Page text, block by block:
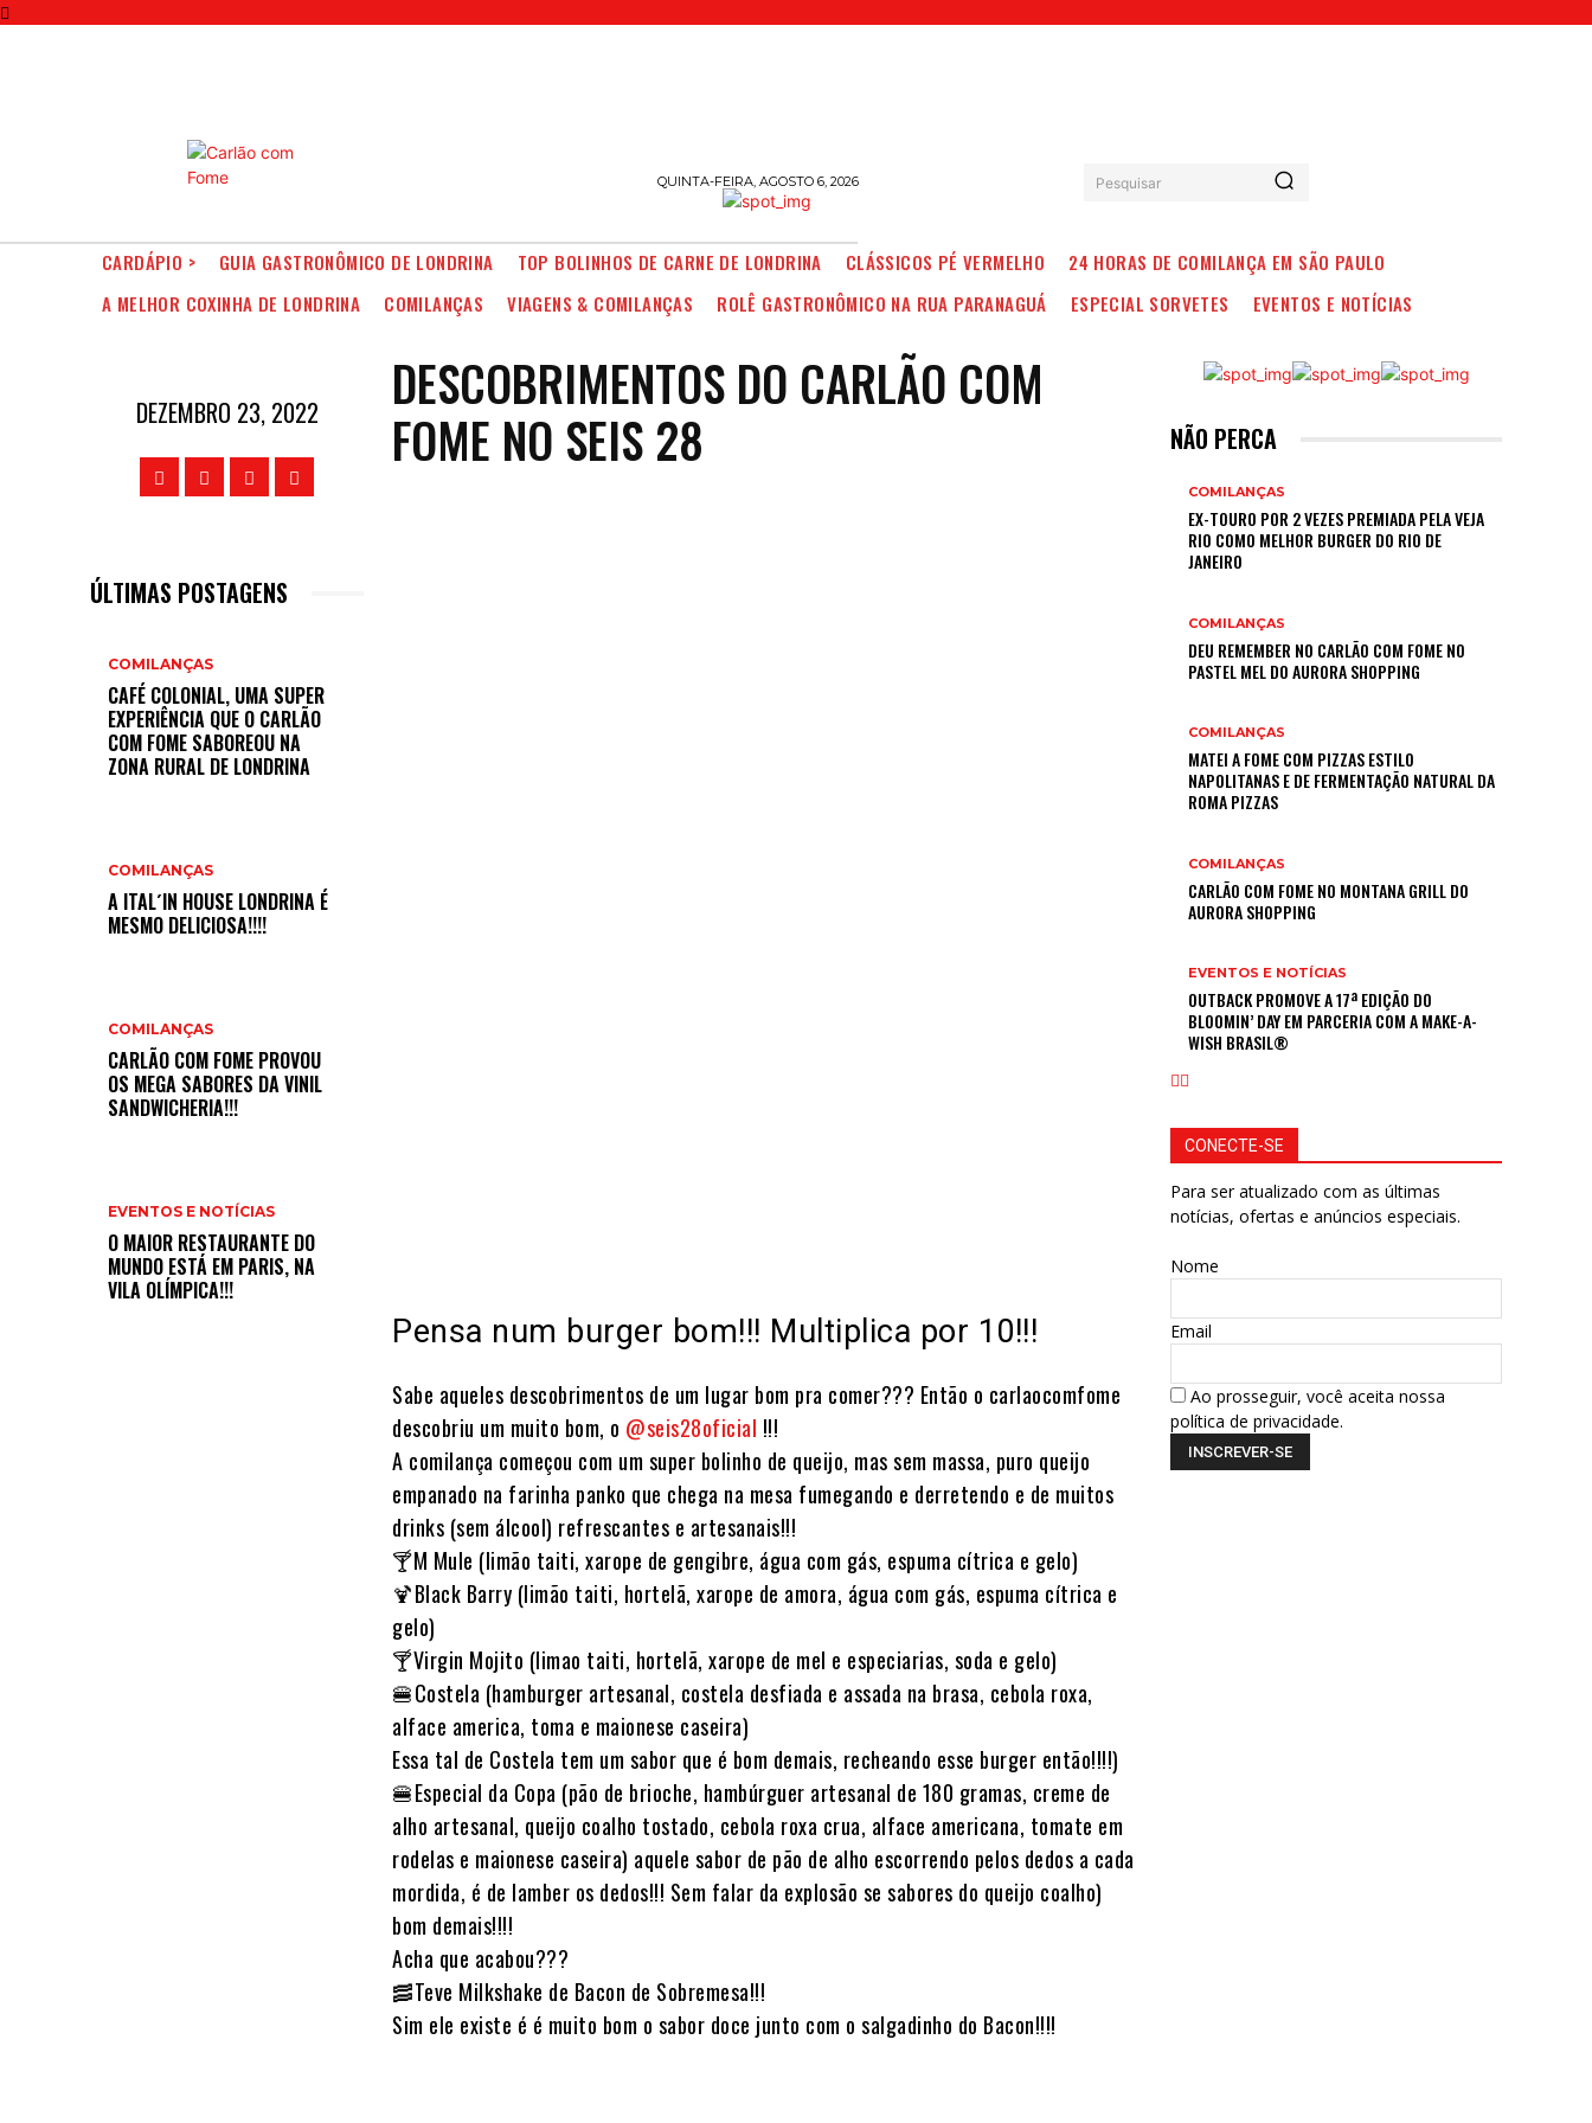
QUINTA-FEIRA, AGOSTO 6, 2026 Pesquisar
CARDÁPIO > GUIA GASTRONÔMICO DE LONDRINA TOP BOLINHOS DE CARNE DE LONDRINA CLÁSSICOS PÉ VERMELHO
24 HORAS DE COMILANÇA EM SÃO PAULO
A MELHOR COXINHA DE LONDRINA
COMILANÇAS VIAGENS & COMILANÇAS ROLÊ GASTRONÔMICO NA RUA PARANAGUÁ ESPECIAL SORVETES EVENTOS E NOTÍCIAS
DEZEMBRO 23, 2022
ÚLTIMAS POSTAGENS
COMILANÇAS
CAFÉ COLONIAL, UMA SUPER
EXPERIÊNCIA QUE O CARLÃO
COM FOME SABOREOU NA
ZONA RURAL DE LONDRINA
COMILANÇAS
A ITAL´IN HOUSE LONDRINA É
MESMO DELICIOSA!!!!
COMILANÇAS
CARLÃO COM FOME PROVOU
OS MEGA SABORES DA VINIL
SANDWICHERIA!!!
EVENTOS E NOTÍCIAS
O MAIOR RESTAURANTE DO
MUNDO ESTÁ EM PARIS, NA
VILA OLÍMPICA!!!
DESCOBRIMENTOS DO CARLÃO COM
FOME NO SEIS 28
Pensa num burger bom!!! Multiplica por 10!!!
Sabe aqueles descobrimentos de um lugar bom pra comer??? Então o carlaocomfome
descobriu um muito bom, o @seis28oficial !!!
A comilança começou com um super bolinho de queijo, mas sem massa, puro queijo
empanado na farinha panko que chega na mesa fumegando e derretendo e de muitos
drinks (sem álcool) refrescantes e artesanais!!!
🍸M Mule (limão taiti, xarope de gengibre, água com gás, espuma cítrica e gelo)
🍹Black Barry (limão taiti, hortelã, xarope de amora, água com gás, espuma cítrica e
gelo)
🍸Virgin Mojito (limao taiti, hortelã, xarope de mel e especiarias, soda e gelo)
🍔Costela (hamburger artesanal, costela desfiada e assada na brasa, cebola roxa,
alface america, toma e maionese caseira)
Essa tal de Costela tem um sabor que é bom demais, recheando esse burger então!!!!)
🍔Especial da Copa (pão de brioche, hambúrguer artesanal de 180 gramas, creme de
alho artesanal, queijo coalho tostado, cebola roxa crua, alface americana, tomate em
rodelas e maionese caseira) aquele sabor de pão de alho escorrendo pelos dedos a cada
mordida, é de lamber os dedos!!! Sem falar da explosão se sabores do queijo coalho)
bom demais!!!!
Acha que acabou???
🥓Teve Milkshake de Bacon de Sobremesa!!!
Sim ele existe é é muito bom o sabor doce junto com o salgadinho do Bacon!!!!
NÃO PERCA
COMILANÇAS
EX-TOURO POR 2 VEZES PREMIADA PELA VEJA
RIO COMO MELHOR BURGER DO RIO DE
JANEIRO
COMILANÇAS
DEU REMEMBER NO CARLÃO COM FOME NO
PASTEL MEL DO AURORA SHOPPING
COMILANÇAS
MATEI A FOME COM PIZZAS ESTILO
NAPOLITANAS E DE FERMENTAÇÃO NATURAL DA
ROMA PIZZAS
COMILANÇAS
CARLÃO COM FOME NO MONTANA GRILL DO
AURORA SHOPPING
EVENTOS E NOTÍCIAS
OUTBACK PROMOVE A 17ª EDIÇÃO DO
BLOOMIN’ DAY EM PARCERIA COM A MAKE-A-
WISH BRASIL®
CONECTE-SE
Para ser atualizado com as últimas
notícias, ofertas e anúncios especiais.
Nome
Email
Ao prosseguir, você aceita nossa
política de privacidade.